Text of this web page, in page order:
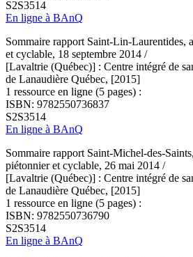
S2S3514
En ligne à BAnQ
Sommaire rapport Saint-Lin-Laurentides,
et cyclable, 18 septembre 2014 /
[Lavaltrie (Québec)] : Centre intégré de
de Lanaudière Québec, [2015]
1 ressource en ligne (5 pages) :
ISBN: 9782550736837
S2S3514
En ligne à BAnQ
Sommaire rapport Saint-Michel-des-
piétonnier et cyclable, 26 mai 2014 /
[Lavaltrie (Québec)] : Centre intégré de
de Lanaudière Québec, [2015]
1 ressource en ligne (5 pages) :
ISBN: 9782550736790
S2S3514
En ligne à BAnQ